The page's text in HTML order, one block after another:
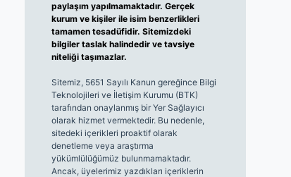
paylaşım yapılmamaktadır. Gerçek
kurum ve kişiler ile isim benzerlikleri
tamamen tesadüfidir. Sitemizdeki
bilgiler taslak halindedir ve tavsiye
niteliği taşımazlar.
Sitemiz, 5651 Sayılı Kanun gereğince Bilgi
Teknolojileri ve İletişim Kurumu (BTK)
tarafından onaylanmış bir Yer Sağlayıcı
olarak hizmet vermektedir. Bu nedenle,
sitedeki içerikleri proaktif olarak
denetleme veya araştırma
yükümlülüğümüz bulunmamaktadır.
Ancak, üyelerimiz yazdıkları içeriklerin